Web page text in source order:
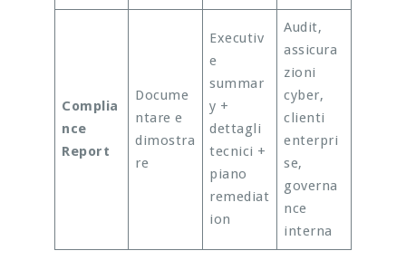
Complia
nce
Report
Docume
ntare e
dimostra
re
Executiv
e
summar
y +
dettagli
tecnici +
piano
remediat
ion
Audit,
assicura
zioni
cyber,
clienti
enterpri
se,
governa
nce
interna